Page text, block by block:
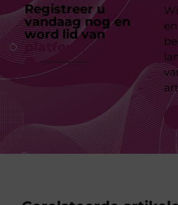
Registreer u
vandaag nog en
word lid van
platform